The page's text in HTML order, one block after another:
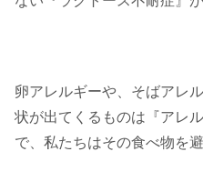
卵アレルギーや、そばアレ
状が出てくるものは『アレ
で、私たちはその食べ物を